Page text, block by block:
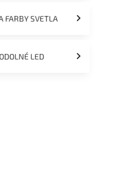
FARBY SVETLA
LED